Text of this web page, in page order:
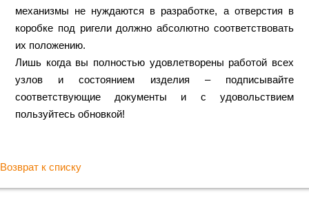
механизмы не нуждаются в разработке, а отверстия в
коробке под ригели должно абсолютно соответствовать
их положению.
Лишь когда вы полностью удовлетворены работой всех
узлов и состоянием изделия – подписывайте
соответствующие документы и с удовольствием
пользуйтесь обновкой!
Возврат к списку